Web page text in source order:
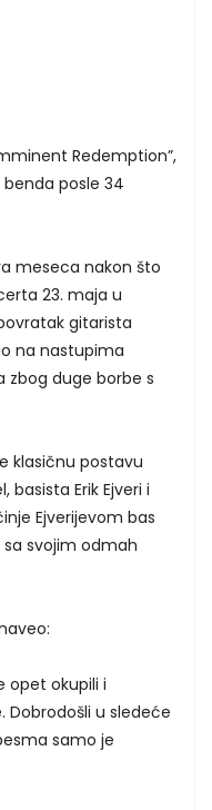
Redemption”,
posle 34
meseca nakon što
23. maja u
gitarista
na nastupima
zbog duge borbe s
klasičnu postavu
basista Erik Ejveri i
Ejverijevom bas
sa svojim odmah
opet okupili i
Dobrodošli u sledeće
samo je